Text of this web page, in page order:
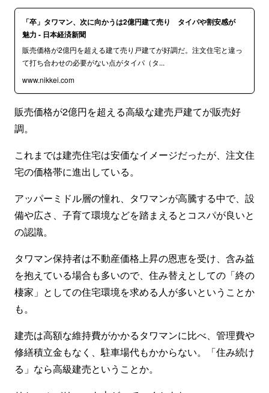
「卒」タワマン、次に向かうは2億円建て売り タイパや割安感が
魅力 - 日本経済新聞
販売価格が2億円を超える建て売り戸建てが好調だ。注文住宅と違っ
て打ち合わせの必要がない点がタイパ（タ...
www.nikkei.com
販売価格が2億円を超える高級な建売戸建てが販売好
調。
これまでは建売住宅は安価なイメージだったが、注文住
宅の価格帯に進出している。
アッパーミドル層の憧れ、タワマンが高騰する中で、設
備や広さ、子育て環境などを踏まえるとコスパが良いと
の認識。
タワマン保持者は不動産価格上昇の恩恵を受け、含み益
を抱えている場合も多いので、住み替えとしての「終の
棲家」としての住宅環境を求める人が多いということか
も。
建売は高額な維持費がかかるタワマンに比べ、管理費や
修繕積立金もなく、駐車場代もかからない。「住み続け
る」なら高級建売ということか。